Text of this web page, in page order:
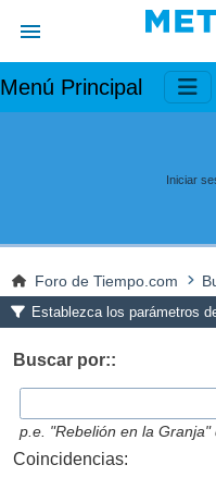
Menú Principal
Iniciar
Foro de Tiempo.com
Establezca los parámetros
Buscar por::
p.e. "Rebelión en la
Coincidencias: